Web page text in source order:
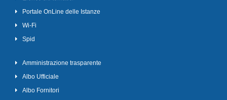
Portale OnLine delle Istanze
Wi-Fi
Spid
Amministrazione trasparente
Albo Ufficiale
Albo Fornitori